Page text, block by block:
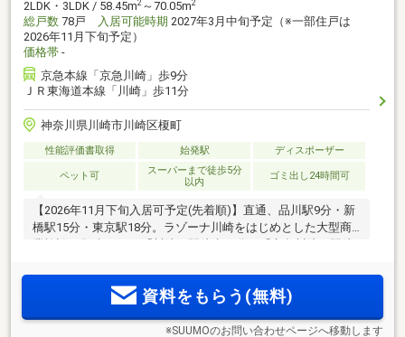
2LDK・3LDK / 58.45m2 ～70.05m2
総戸数 78戸 入居可能時期 2027年3月中旬予定（※一部住戸は
2026年11月下旬予定）
価格帯 -
京急本線「京急川崎」歩9分
ＪＲ東海道本線「川崎」歩11分
神奈川県川崎市川崎区榎町
性能評価書取得 始発駅 ディスポーザー
ペット可
スーパーまで徒歩5分
以内
ゴミ出し24時間可
【2026年11月下旬入居可予定(先着順)】直通、品川駅9分・新
橋駅15分・東京駅18分。ラゾーナ川崎をはじめとした大型商
クト。南西向き中心×収納充実の2LDK・3LDK全78邸。上層階
からは開放的な眺望を享受資料をもらう(無料)
※SUUMOのお問い合わせページへ移動します